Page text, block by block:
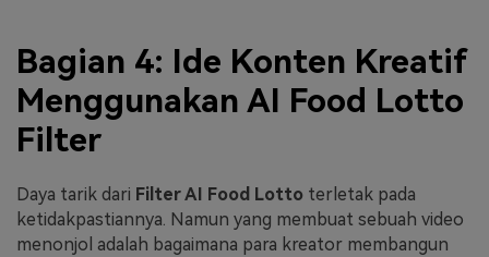
Bagian 4: Ide Konten Kreatif
Menggunakan AI Food Lotto
Filter
Daya tarik dari Filter AI Food Lotto terletak pada
ketidakpastiannya. Namun yang membuat sebuah video
menonjol adalah bagaimana para kreator membangun